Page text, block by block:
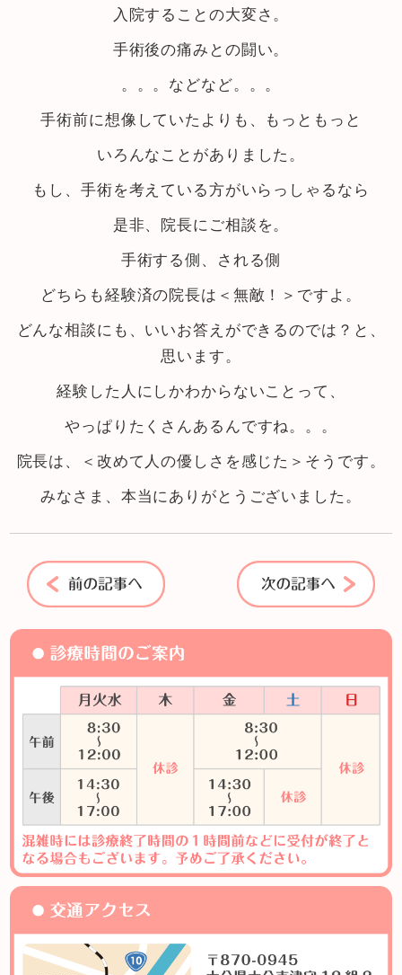
入院することの大変さ。
手術後の痛みとの闘い。
。。。などなど。。。
手術前に想像していたよりも、もっともっと
いろんなことがありました。
もし、手術を考えている方がいらっしゃるなら
是非、院長にご相談を。
手術する側、される側
どちらも経験済の院長は＜無敵！＞ですよ。
どんな相談にも、いいお答えができるのでは？と、
思います。
経験した人にしかわからないことって、
やっぱりたくさんあるんですね。。。
院長は、＜改めて人の優しさを感じた＞そうです。
みなさま、本当にありがとうございました。